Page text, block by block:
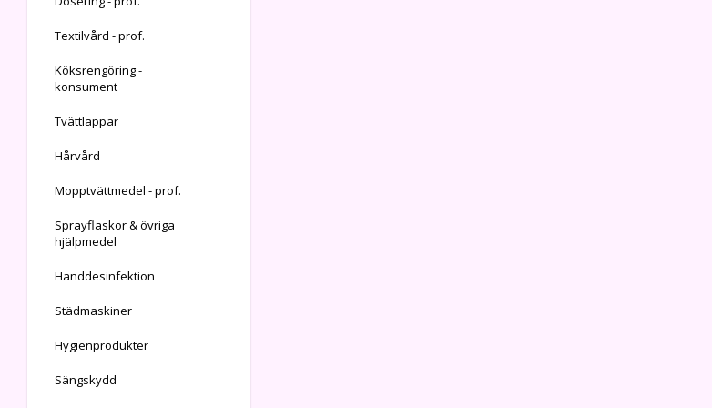
Textilvård - prof.
Köksrengöring -
konsument
Tvättlappar
Hårvård
Mopptvättmedel - prof.
Sprayflaskor & övriga
hjälpmedel
Handdesinfektion
Städmaskiner
Hygienprodukter
Sängskydd